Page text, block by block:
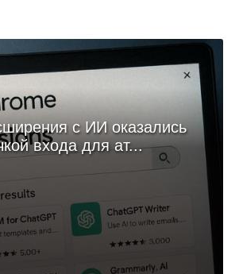
с ИИ оказались
входа для ат...